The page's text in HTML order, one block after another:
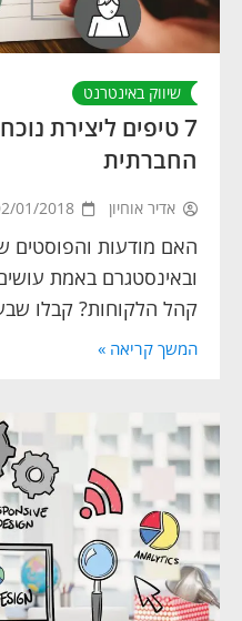
שיווק באינטרנט
7 טיפים ליצירת
החברתית
אדיר אוחיון 01/2018
האם מודעות והפוסטים
ובאינסטגרם באמת
קהל הלקוחות? קבלו
המשך קריאה »